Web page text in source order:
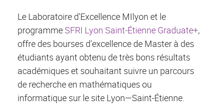
Le Laboratoire d'Excellence MIlyon et le
programmeSFRI Lyon Saint-Étienne Graduate+,
offre des bourses d'excellence de Master à des
étudiants ayant obtenu de très bons résultats
académiques et souhaitant suivre un parcours
de recherche en mathématiques ou
informatique sur le site Lyon—Saint-Étienne.